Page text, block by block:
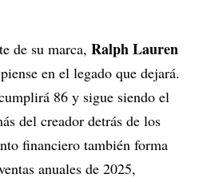
de su marca, Ralph Lauren
en el legado que dejará.
86 y sigue siendo el
del creador detrás de los
financiero también forma
anuales de 2025,